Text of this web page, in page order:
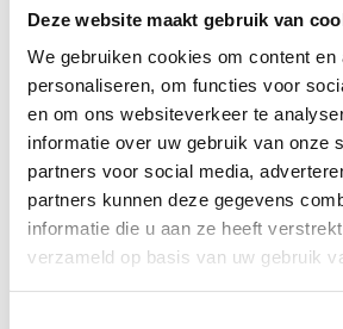
Deze website maakt gebruik van
We gebruiken cookies om content en
personaliseren, om functies voor
en om ons websiteverkeer te
informatie over uw gebruik van onze
partners voor social media,
partners kunnen deze gegevens
informatie die u aan ze heeft
verzameld op basis van uw gebruik
In de ban van ping
Beleef het plezier van
polyvalente zaal van ons
snelheid en precisie
wedstrijden. Of je nu een